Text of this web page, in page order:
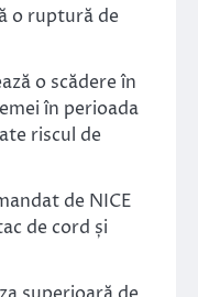
o ruptură de
o scădere în
în perioada
riscul de
de NICE
de cord și